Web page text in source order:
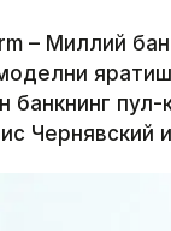
– Миллий
банкнинг
Чернявский